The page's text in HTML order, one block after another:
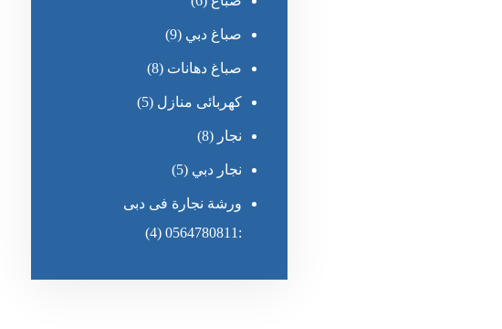
صباغ دبي (9)
صباغ دهانات (8)
كهربائى منازل (5)
نجار (8)
نجار دبي (5)
ورشة نجارة فى دبى
:0564780811
(4)